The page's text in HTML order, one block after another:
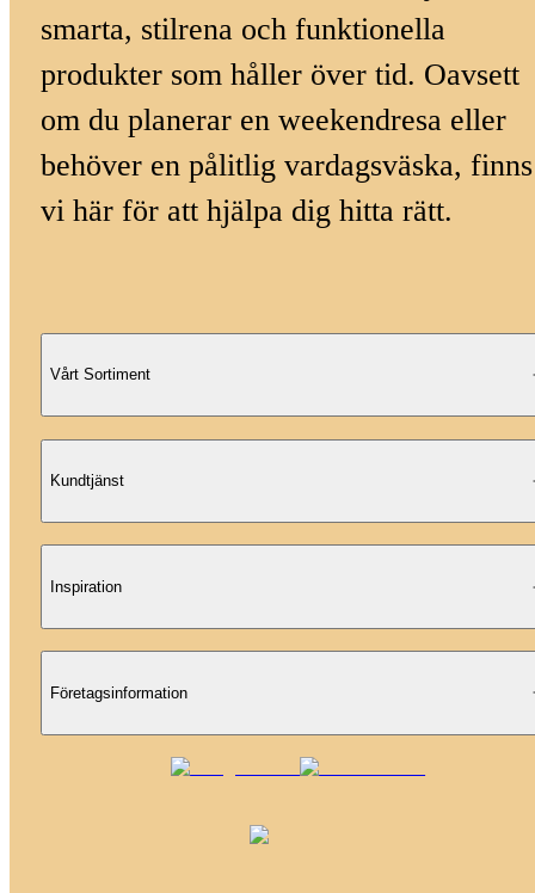
smarta, stilrena och funktionella
produkter som håller över tid. Oavsett
om du planerar en weekendresa eller
behöver en pålitlig vardagsväska, finns
vi här för att hjälpa dig hitta rätt.
Vårt Sortiment
Kundtjänst
Inspiration
Företagsinformation